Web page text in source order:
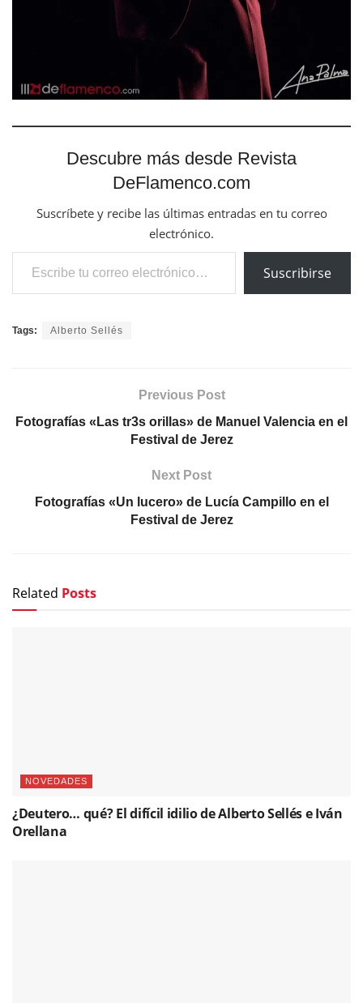
Descubre más desde Revista
DeFlamenco.com
Suscríbete y recibe las últimas entradas en tu correo
electrónico.
Escribe tu correo electrónico…
Suscribirse
Tags: Alberto Sellés
Previous Post
Fotografías «Las tr3s orillas» de Manuel Valencia en el
Festival de Jerez
Next Post
Fotografías «Un lucero» de Lucía Campillo en el
Festival de Jerez
Related Posts
NOVEDADES
¿Deutero… qué? El difícil idilio de Alberto Sellés e Iván
Orellana